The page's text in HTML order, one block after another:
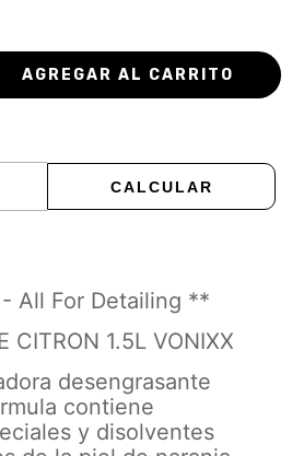
CALCULAR
All For Detailing **
CITRON 1.5L VONIXX
desengrasante
contiene
y disolventes